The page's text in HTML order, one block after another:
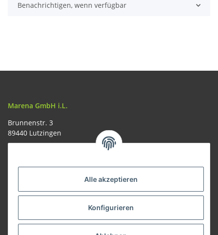
Alle akzeptieren
Konfigurieren
Benachrichtigen, wenn verfügbar
Marena GmbH i.L.
Brunnenstr. 3
89440 Lutzingen